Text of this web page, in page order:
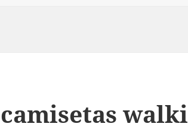
camisetas